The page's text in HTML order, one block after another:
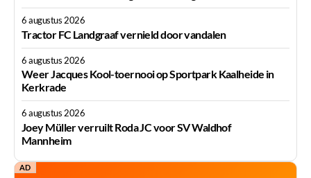
6 augustus 2026
Tractor FC Landgraaf vernield door vandalen
6 augustus 2026
Weer Jacques Kool-toernooi op Sportpark Kaalheide in
Kerkrade
6 augustus 2026
Joey Müller verruilt Roda JC voor SV Waldhof
Mannheim
AD